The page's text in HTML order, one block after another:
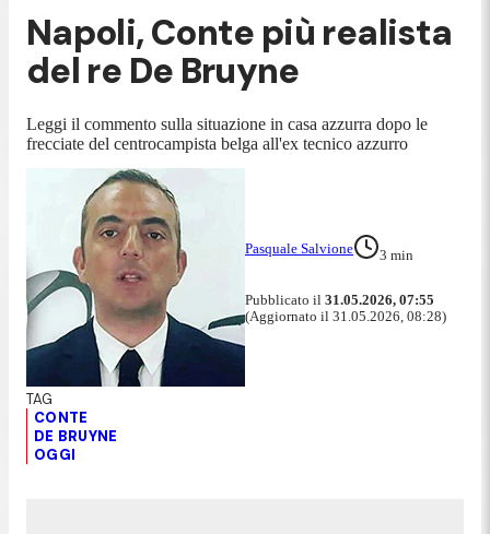
Napoli, Conte più realista
del re De Bruyne
Leggi il commento sulla situazione in casa azzurra dopo le
frecciate del centrocampista belga all'ex tecnico azzurro
Pasquale Salvione 3 min
Pubblicato il 31.05.2026, 07:55
(Aggiornato il 31.05.2026, 08:28)
CONTE
DE BRUYNE
OGGI